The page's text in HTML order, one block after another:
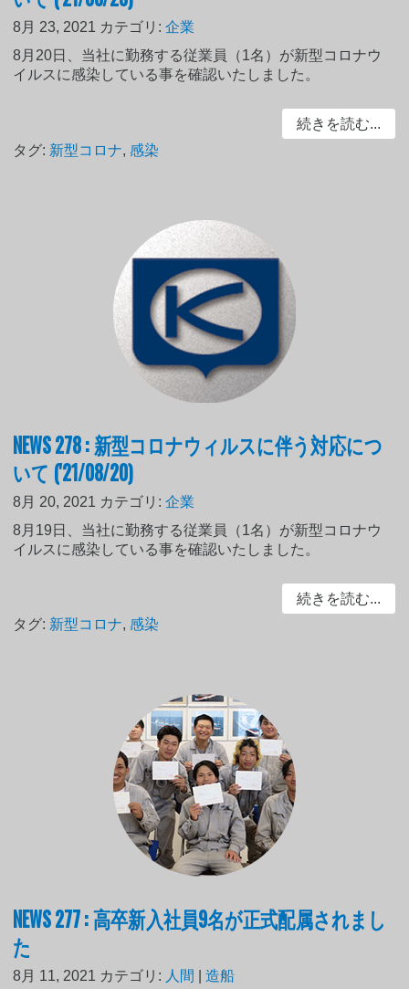
8月 23, 2021 カテゴリ:企業
8月20日、当社に勤務する従業員（1名）が新型コロナウ
イルスに感染している事を確認いたしました。
続きを読む...
タグ: 新型コロナ,感染
NEWS 278 : 新型コロナウィルスに伴う対応につ
いて ('21/08/20)
8月 20, 2021 カテゴリ:企業
8月19日、当社に勤務する従業員（1名）が新型コロナウ
イルスに感染している事を確認いたしました。
続きを読む...
タグ: 新型コロナ,感染
NEWS 277 : 高卒新入社員9名が正式配属されまし
た
8月 11, 2021 カテゴリ: 人間 |造船